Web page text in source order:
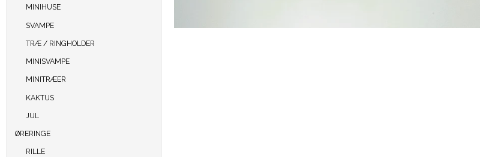
MINIHUSE
SVAMPE
TRÆ / RINGHOLDER
MINISVAMPE
MINITRÆER
KAKTUS
JUL
ØRERINGE
RILLE